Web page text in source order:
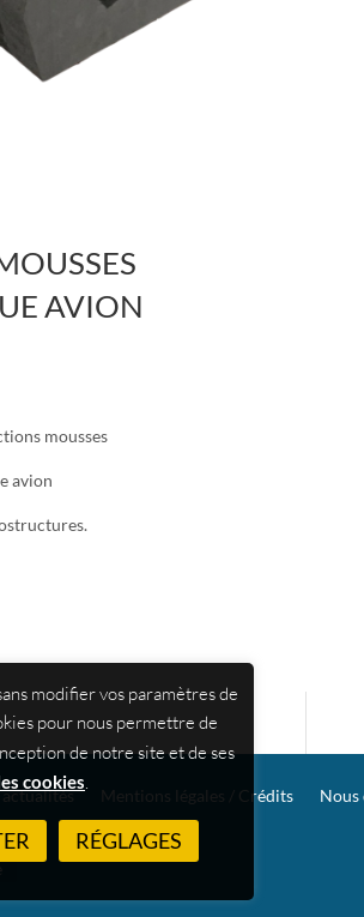
AVION
mousses
avion
Mentions légales / Crédits
modifier vos paramètres de
pour nous permettre de
de notre site et de ses
cookies.
RÉGLAGES